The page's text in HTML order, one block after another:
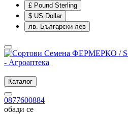
£ Pound Sterling
$ US Dollar
лв. Български лев
Каталог
0877600884
обади се